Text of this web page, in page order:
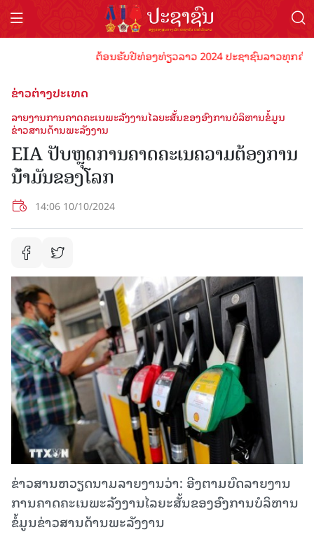
ຕ້ອນຮັບປີທ່ອງທ່ຽວລາວ 2024 ປະຊາຊົນລາວທຸກຄົນ
ຂ່າວຕ່າງປະເທດ
ລາຍງານການຄາດຄະເນພະລັງງານໄລຍະສັ້ນຂອງອົງການບໍລິຫານຂໍ້ມູນ
ຂ່າວສານດ້ານພະລັງງານ
EIA ປັບຫຼຸດການຄາດຄະເນຄວາມຕ້ອງການ
ນ້ໍາມັນຂອງໂລກ
14:06 10/10/2024
ຂ່າວສານຫວຽດນາມລາຍງານວ່າ: ອີງຕາມບົດລາຍງານ
ການຄາດຄະເນພະລັງງານໄລຍະສັ້ນຂອງອົງການບໍລິຫານ
ຂໍ້ມູນຂ່າວສານດ້ານພະລັງງານ